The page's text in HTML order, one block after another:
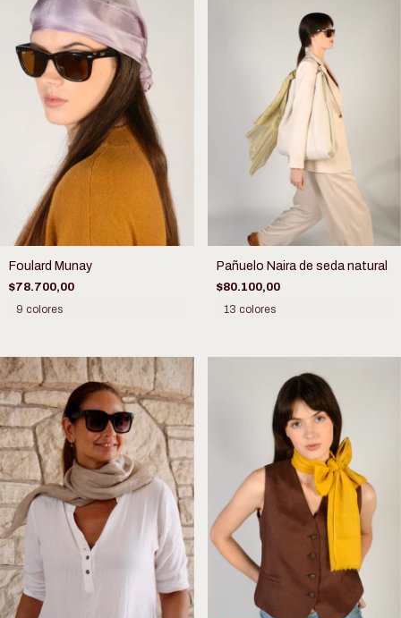
Foulard Munay
$78.700,00
9 colores
Pañuelo Naira de seda natural
$80.100,00
13 colores